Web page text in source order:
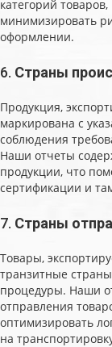
категорий
минимизировать
оформлении.
6. Страны
Продукция,
маркирована с
соблюдения
Наши отчеты
продукции, что
сертификации и
7. Страны
Товары,
транзитные
процедуры. Наши
отправления
оптимизировать
на